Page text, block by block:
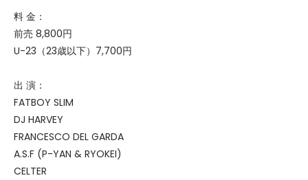
料 金：
前売 8,800円
U-23（23歳以下）7,700円
出 演：
FATBOY SLIM
DJ HARVEY
FRANCESCO DEL GARDA
A.S.F (P-YAN & RYOKEI)
CELTER